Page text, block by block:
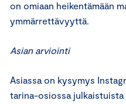
on omiaan heikentämään
ymmärrettävyyttä.
Asian arviointi
Asiassa on kysymys
tarina-osiossa julkaistuista